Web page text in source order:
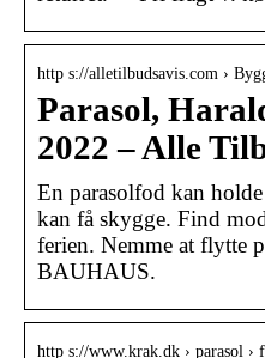
http s://alletilbudsavis.com ›
Parasol,
2022 – Alle
En parasolfod kan
kan få skygge. Find
ferien. Nemme at flytte
BAUHAUS.
http s://www.krak.dk › parasol ›